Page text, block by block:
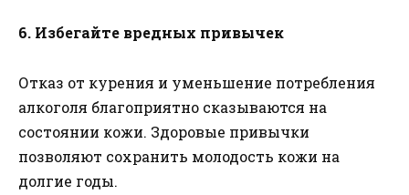
6. Избегайте вредных привычек
Отказ от курения и уменьшение потребления
алкоголя благоприятно сказываются на
состоянии кожи. Здоровые привычки
позволяют сохранить молодость кожи на
долгие годы.